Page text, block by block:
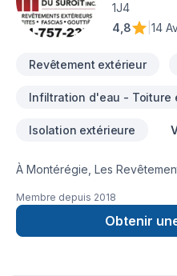
1J4
4,8
14
Revêtement extérieur
Infiltration d'eau - Toiture
Isolation extérieure
À Montérégie, Les
dans le domaine de
Toiture. Notre équipe
chaque étape, avec des
Membre depuis 2018
Obtenir